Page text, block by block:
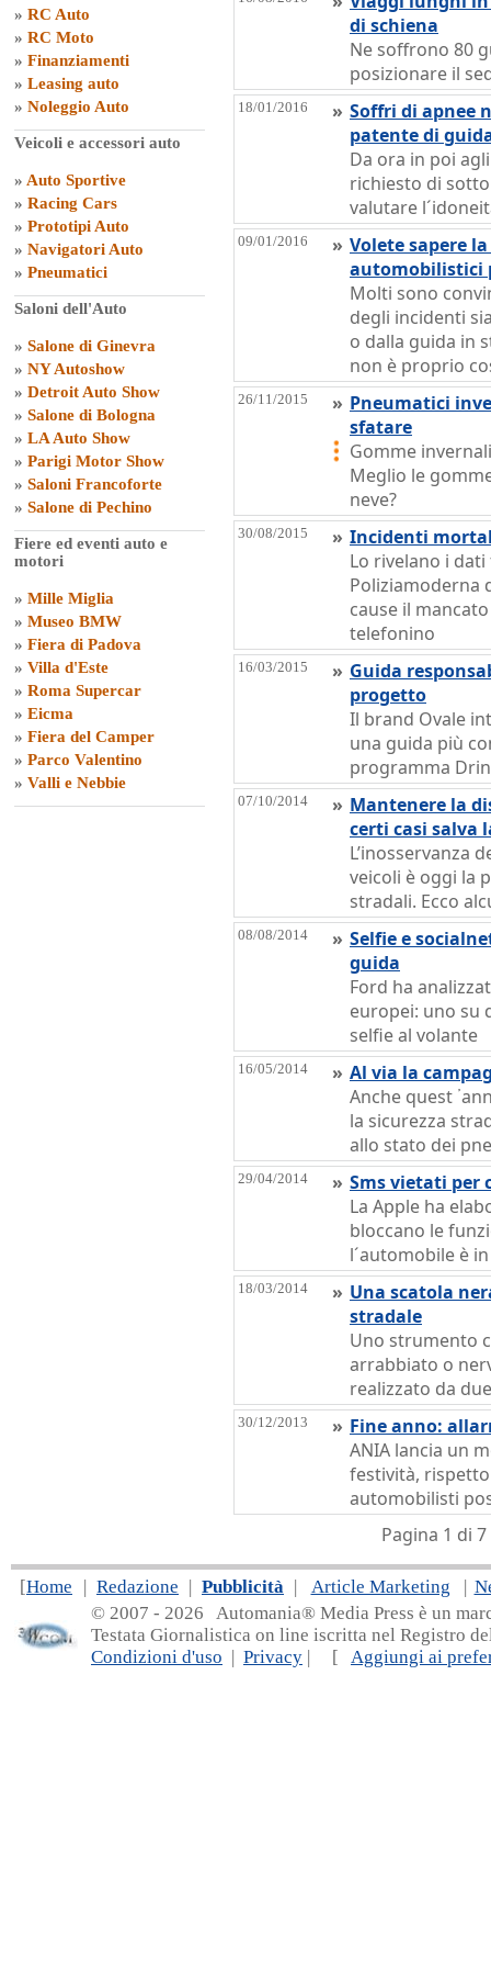
» RC Auto
» RC Moto
» Finanziamenti
» Leasing auto
» Noleggio Auto
Veicoli e accessori auto
» Auto Sportive
» Racing Cars
» Prototipi Auto
» Navigatori Auto
» Pneumatici
Saloni dell'Auto
» Salone di Ginevra
» NY Autoshow
» Detroit Auto Show
» Salone di Bologna
» LA Auto Show
» Parigi Motor Show
» Saloni Francoforte
» Salone di Pechino
Fiere ed eventi auto e
motori
» Mille Miglia
» Museo BMW
» Fiera di Padova
» Villa d'Este
» Roma Supercar
» Eicma
» Fiera del Camper
» Parco Valentino
» Valli e Nebbie
di schiena
Ne soffrono 80
posizionare il
18/01/2016 » Soffri di apnee
patente di
Da ora in poi
richiesto di
valutare
09/01/2016 » Volete sapere
automobilistici
Molti sono
degli incidenti
o dalla guida in
non è proprio
26/11/2015 » Pneumatici
sfatare
Gomme
Meglio le
neve?
30/08/2015 » Incidenti
Lo rivelano i
Poliziamoderna
cause il
telefonino
16/03/2015 » Guida
progetto
Il brand Ovale
una guida più
programma
07/10/2014 » Mantenere la
certi casi salva
L’inosservanza
veicoli è oggi la
stradali. Ecco
08/08/2014 » Selfie e
guida
Ford ha
europei: uno su
selfie al volante
16/05/2014 » Al via la
Anche quest
la sicurezza
allo stato dei
29/04/2014 » Sms vietati per
La Apple ha
bloccano le
l´automobile è
18/03/2014 » Una scatola
stradale
Uno strumento
arrabbiato o
realizzato da
30/12/2013 » Fine anno:
ANIA lancia un
festività,
automobilisti
Pagina 1 di
[Home | Redazione | Pubblicità | Article Marketing |
© 2007 - 2026 Automania® Media Press è un
Testata Giornalistica on line iscritta nel Registro
Condizioni d'uso | Privacy | [ Aggiungi ai